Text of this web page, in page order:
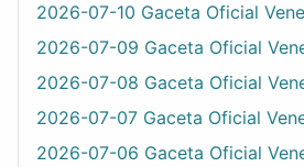
2026-07-10 Gaceta Oficial
2026-07-09 Gaceta Oficial
2026-07-08 Gaceta Oficial
2026-07-07 Gaceta Oficial
2026-07-06 Gaceta Oficial